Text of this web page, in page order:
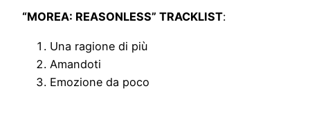
“MOREA: REASONLESS” TRACKLIST:
Una ragione di più
Amandoti
Emozione da poco